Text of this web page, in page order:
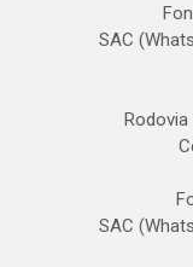
SAC
Rodovia
SAC